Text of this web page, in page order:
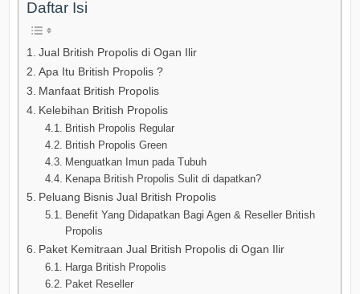
Daftar Isi
Jual British Propolis di Ogan Ilir
Apa Itu British Propolis ?
Manfaat British Propolis
Kelebihan British Propolis
British Propolis Regular
British Propolis Green
Menguatkan Imun pada Tubuh
Kenapa British Propolis Sulit di dapatkan?
Peluang Bisnis Jual British Propolis
Benefit Yang Didapatkan Bagi Agen & Reseller British
Propolis
Paket Kemitraan Jual British Propolis di Ogan Ilir
Harga British Propolis
Paket Reseller